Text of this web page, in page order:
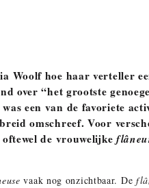
Woolf hoe haar verteller
over “het grootste
een van de favoriete
omschreef. Voor
de vrouwelijke
vaak nog onzichtbaar. De